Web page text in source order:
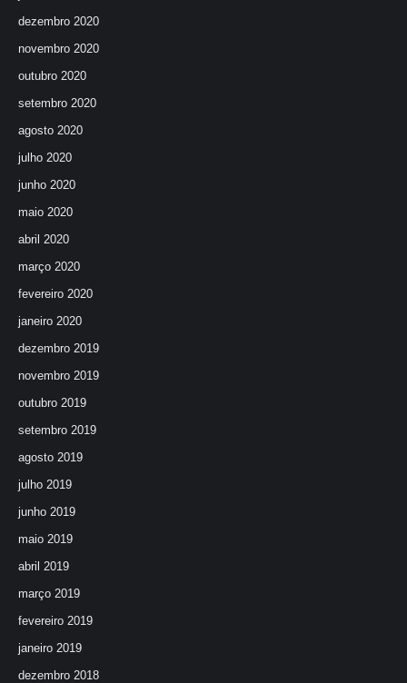
dezembro 2020
novembro 2020
outubro 2020
setembro 2020
agosto 2020
julho 2020
junho 2020
maio 2020
abril 2020
março 2020
fevereiro 2020
janeiro 2020
dezembro 2019
novembro 2019
outubro 2019
setembro 2019
agosto 2019
julho 2019
junho 2019
maio 2019
abril 2019
março 2019
fevereiro 2019
janeiro 2019
dezembro 2018